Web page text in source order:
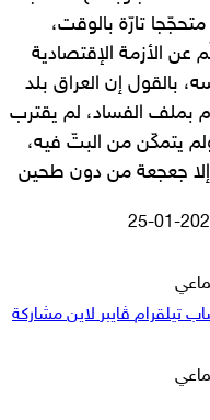
تارّة بالوقت،
عن الأزمة الإقتصادية
بالقول إن العراق بلد
بملف الفساد، لم يقترب
يتمكّن من البتّ فيه،
إلا جعجعة من دون طحين
2021-
تيلقرام ڤايبر لاين مشاركة